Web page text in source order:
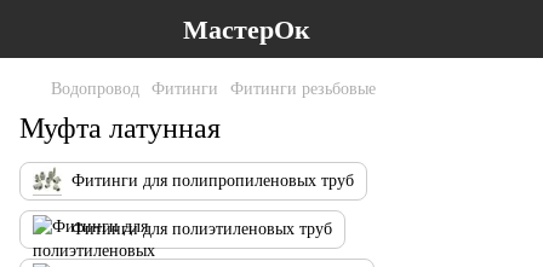
МастерОк
Водопровод Фитинги Фитинги резьбовые
Муфта латунная
Фитинги для полипропиленовых труб
Фитинги для полиэтиленовых труб